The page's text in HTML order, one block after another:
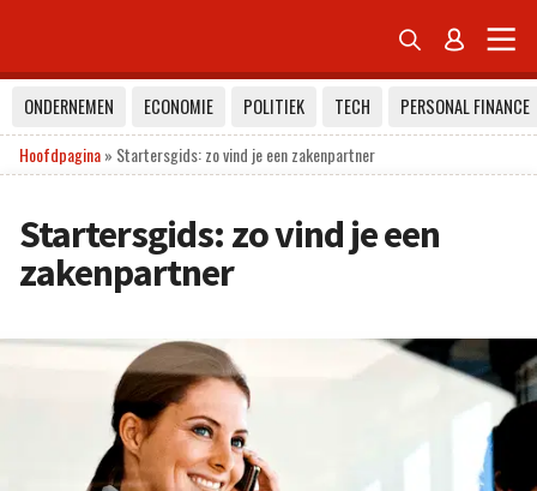
 
ONDERNEMEN ECONOMIE POLITIEK TECH
PERSONAL FINANCE
Hoofdpagina» Startersgids: zo vind je een zakenpartner
Startersgids: zo vind je een
zakenpartner